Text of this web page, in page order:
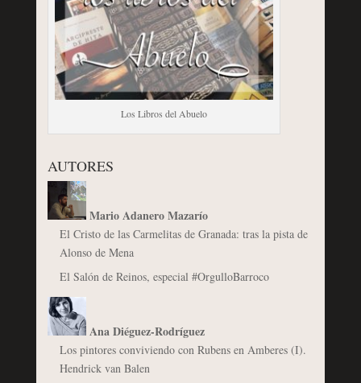
Los Libros del Abuelo
AUTORES
Mario Adanero Mazarío
El Cristo de las Carmelitas de Granada: tras la pista de
Alonso de Mena
El Salón de Reinos, especial #OrgulloBarroco
Ana Diéguez-Rodríguez
Los pintores conviviendo con Rubens en Amberes (I).
Hendrick van Balen